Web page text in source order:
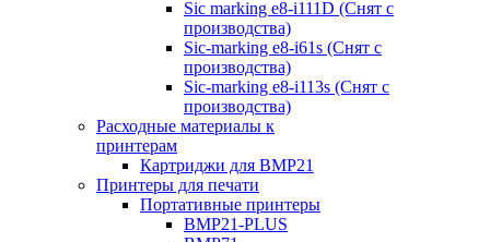
Sic marking e8-i111D (Снят с
производства)
Sic-marking e8-i61s (Снят с
производства)
Sic-marking e8-i113s (Снят с
производства)
Расходные материалы к
принтерам
Картриджи для BMP21
Принтеры для печати
Портативные принтеры
BMP21-PLUS